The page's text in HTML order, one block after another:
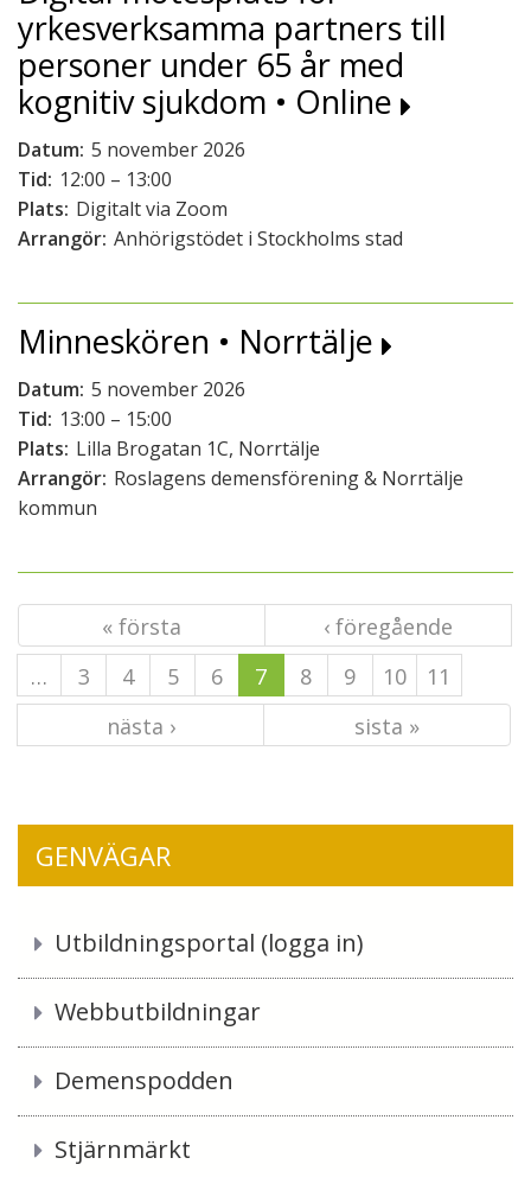
yrkesverksamma partners till
personer under 65 år med
kognitiv sjukdom • Online
Datum: 5 november 2026
Tid: 12:00 – 13:00
Plats: Digitalt via Zoom
Arrangör: Anhörigstödet i Stockholms stad
Minneskören • Norrtälje
Datum: 5 november 2026
Tid: 13:00 – 15:00
Plats: Lilla Brogatan 1C, Norrtälje
Arrangör: Roslagens demensförening & Norrtälje
kommun
« första
‹ föregående
…
3 4 5 6 7 8 9 10
11
nästa ›
sista »
GENVÄGAR
Utbildningsportal (logga in)
Webbutbildningar
Demenspodden
Stjärnmärkt